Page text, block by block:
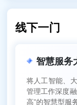
线下一门
智慧服务
将人工智能、
管理工作深度
高”的智慧型服